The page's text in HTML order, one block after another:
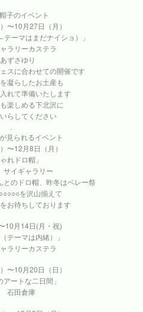
子のイベント
〜10月27日（月）
ーマはまだナイショ）」
ラリーカステラ
ずさゆり
スに合わせての開催です
凝らしたお土産も
れて準備いたします
楽しめる下北沢に
らしてください
.
見られるイベント
〜12月8日（月）
れドロ帽」
イギャラリー
とのドロ帽、昨冬はベレー祭
を沢山揃えて
お待ちしております
10月14日(月・祝)
テーマは内緒）」
ラリーカステラ
〜10月20日（日）
アートな二日間」
石田倉庫